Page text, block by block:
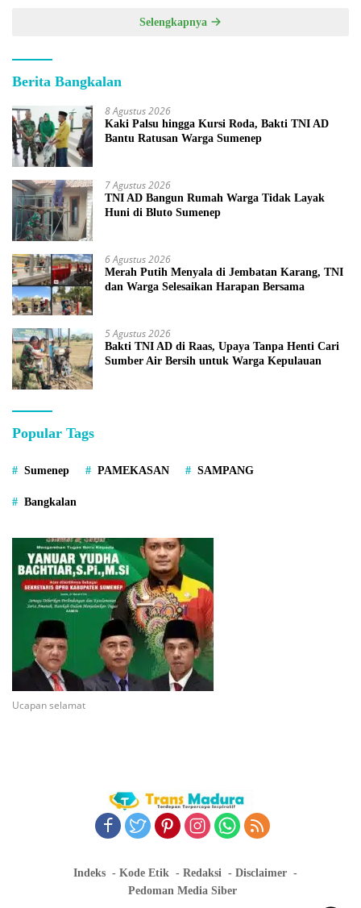
Selengkapnya
Berita Bangkalan
8 Agustus 2026
Kaki Palsu hingga Kursi Roda, Bakti TNI AD
Bantu Ratusan Warga Sumenep
7 Agustus 2026
TNI AD Bangun Rumah Warga Tidak Layak
Huni di Bluto Sumenep
6 Agustus 2026
Merah Putih Menyala di Jembatan Karang, TNI
dan Warga Selesaikan Harapan Bersama
5 Agustus 2026
Bakti TNI AD di Raas, Upaya Tanpa Henti Cari
Sumber Air Bersih untuk Warga Kepulauan
Popular Tags
Sumenep PAMEKASAN SAMPANG
Bangkalan
Ucapan selamat
Indeks Kode Etik Redaksi
Disclaimer
Pedoman Media Siber